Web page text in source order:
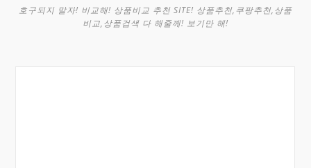
호구되지 말자! 비교해! 상품비교 추천 SITE! 상품추천,쿠팡추천,상품
비교,상품검색 다 해줄께! 보기만 해!